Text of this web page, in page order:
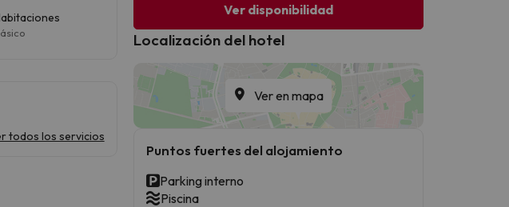
todos los servicios
Ver disponibilidad
Localización del hotel
Ver en mapa
Puntos fuertes del alojamiento
Parking interno
Piscina